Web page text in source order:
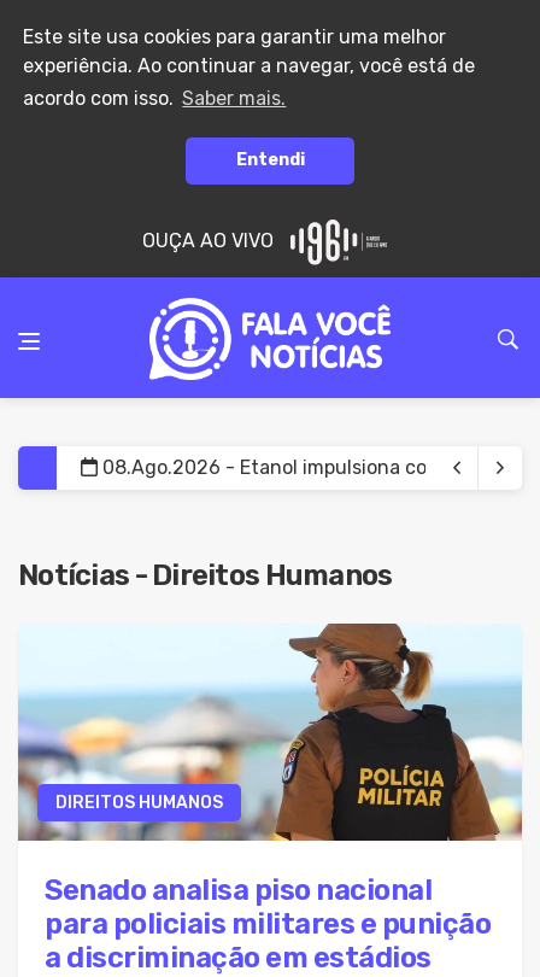
Este site usa cookies para garantir uma melhor
experiência. Ao continuar a navegar, você está de
acordo com isso. Saber mais.
Entendi
OUÇA AO VIVO
08.Ago.2026 - Atraso no teste do pezinho
08.Ago.2026 - PM presta apoio ao Conselho
08.Ago.2026 - Fies 2026: candidatos devem
08.Ago.2026 - Projeto propõe isenção de US$ 1
08.Ago.2026 - IA reduz vagas de entrada e
08.Ago.2026 - Projeto propõe novas regras
08.Ago.2026 - Bahia tem 3º maior índice de
Notícias - Direitos Humanos
DIREITOS HUMANOS
Senado analisa piso nacional
para policiais militares e punição
a discriminação em estádios